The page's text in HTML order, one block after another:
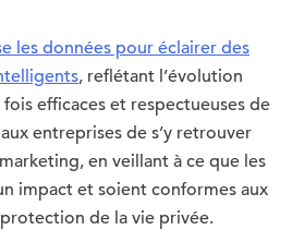
les données pour éclairer des
, reflétant l’évolution
efficaces et respectueuses de
entreprises de s’y retrouver
en veillant à ce que les
impact et soient conformes aux
de la vie privée.